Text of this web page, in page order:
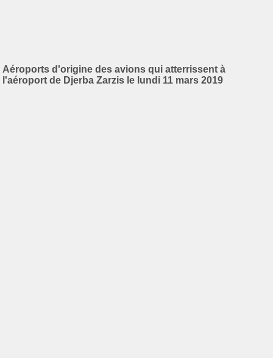
Aéroports d'origine des avions qui atterrissent à
l'aéroport de Djerba Zarzis le lundi 11 mars 2019